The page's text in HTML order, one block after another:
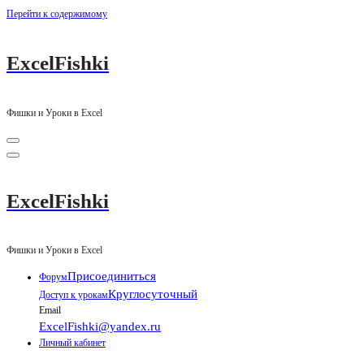
Перейти к содержимому
ExcelFishki
Фишки и Уроки в Excel
ExcelFishki
Фишки и Уроки в Excel
ФорумПрисоединиться
Доступ к урокамКруглосуточный
Email
ExcelFishki@yandex.ru
Личный кабинет